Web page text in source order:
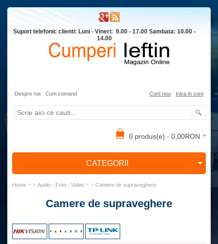
Suport telefonic clienti: Luni - Vineri: 9.00 - 17.00 Sambata: 10.00 -
14.00
Despre noi Cum comand Cont nou Intra in cont
0 produs(e) - 0,00RON
CATEGORII
Home > > Audio - Foto - Video > > Camere de supraveghere
Camere de supraveghere